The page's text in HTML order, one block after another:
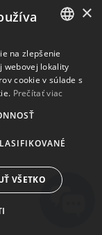
ENGLISH
BULGARIAN
CROATIAN
CZECH
DANISH
DUTCH
ESTONIAN
×
na zlepšenie
webovej lokality
cookie v súlade s
Prečítať viac
VŠETKO